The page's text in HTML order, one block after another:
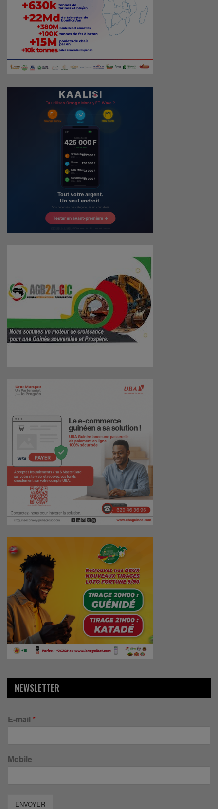
NEWSLETTER
E-mail *
Mobile
ENVOYER